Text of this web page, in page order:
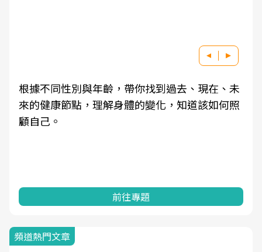
根據不同性別與年齡，帶你找到過去、現在、未
來的健康節點，理解身體的變化，知道該如何照
顧自己。
前往專題
頻道熱門文章